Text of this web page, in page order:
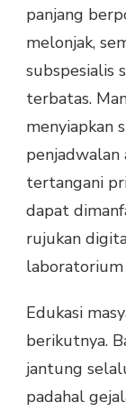
panjang
melonjak,
subspesialis
terbatas.
menyiapkan
penjadwalan
tertangani
dapat
rujukan
laboratorium
Edukasi
berikutnya.
jantung
padahal